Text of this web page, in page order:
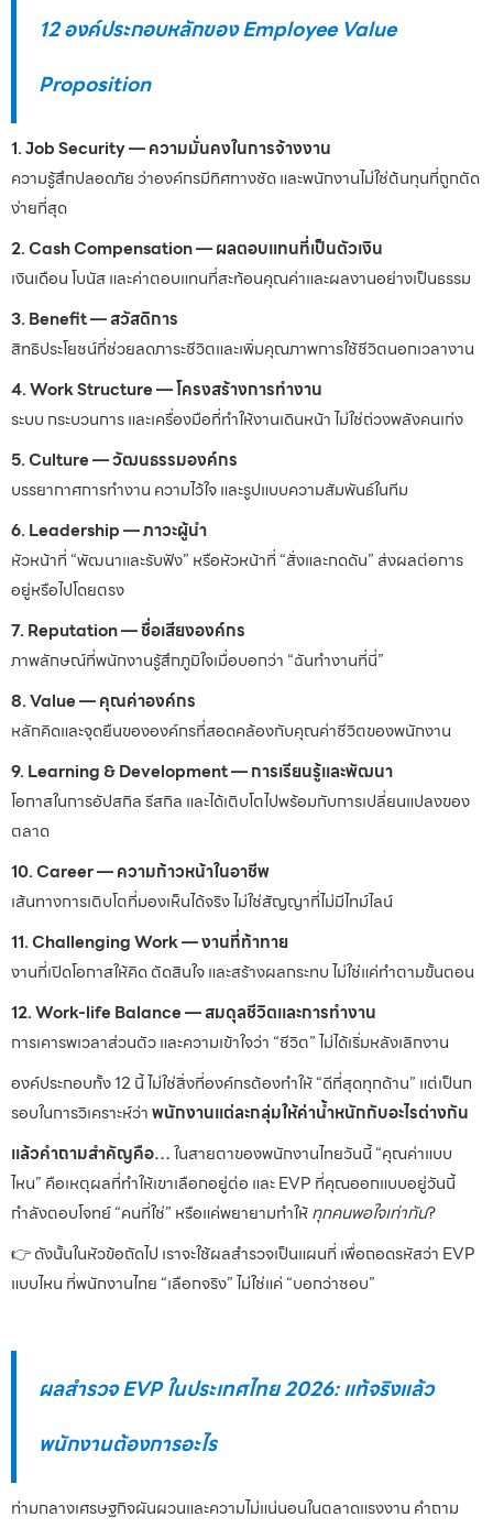
12 องค์ประกอบหลักของ Employee Value
Proposition
1. Job Security — ความมั่นคงในการจ้างงาน
ความรู้สึกปลอดภัย ว่าองค์กรมีทิศทางชัด และพนักงานไม่ใช่ต้นทุนที่ถูกตัด
ง่ายที่สุด
2. Cash Compensation — ผลตอบแทนที่เป็นตัวเงิน
เงินเดือน โบนัส และค่าตอบแทนที่สะท้อนคุณค่าและผลงานอย่างเป็นธรรม
3. Benefit — สวัสดิการ
สิทธิประโยชน์ที่ช่วยลดภาระชีวิตและเพิ่มคุณภาพการใช้ชีวิตนอกเวลางาน
4. Work Structure — โครงสร้างการทำงาน
ระบบ กระบวนการ และเครื่องมือที่ทำให้งานเดินหน้า ไม่ใช่ถ่วงพลังคนเก่ง
5. Culture — วัฒนธรรมองค์กร
บรรยากาศการทำงาน ความไว้ใจ และรูปแบบความสัมพันธ์ในทีม
6. Leadership — ภาวะผู้นำ
หัวหน้าที่ “พัฒนาและรับฟัง” หรือหัวหน้าที่ “สั่งและกดดัน” ส่งผลต่อการ
อยู่หรือไปโดยตรง
7. Reputation — ชื่อเสียงองค์กร
ภาพลักษณ์ที่พนักงานรู้สึกภูมิใจเมื่อบอกว่า “ฉันทำงานที่นี่”
8. Value — คุณค่าองค์กร
หลักคิดและจุดยืนขององค์กรที่สอดคล้องกับคุณค่าชีวิตของพนักงาน
9. Learning & Development — การเรียนรู้และพัฒนา
โอกาสในการอัปสกิล รีสกิล และได้เติบโตไปพร้อมกับการเปลี่ยนแปลงของ
ตลาด
10. Career — ความก้าวหน้าในอาชีพ
เส้นทางการเติบโตที่มองเห็นได้จริง ไม่ใช่สัญญาที่ไม่มีไทม์ไลน์
11. Challenging Work — งานที่ท้าทาย
งานที่เปิดโอกาสให้คิด ตัดสินใจ และสร้างผลกระทบ ไม่ใช่แค่ทำตามขั้นตอน
12. Work-life Balance — สมดุลชีวิตและการทำงาน
การเคารพเวลาส่วนตัว และความเข้าใจว่า “ชีวิต” ไม่ได้เริ่มหลังเลิกงาน
องค์ประกอบทั้ง 12 นี้ ไม่ใช่สิ่งที่องค์กรต้องทำให้ “ดีที่สุดทุกด้าน” แต่เป็นก
รอบในการวิเคราะห์ว่าพนักงานแต่ละกลุ่มให้ค่าน้ำหนักกับอะไรต่างกัน
แล้วคำถามสำคัญคือ…ในสายตาของพนักงานไทยวันนี้ “คุณค่าแบบ
ไหน” คือเหตุผลที่ทำให้เขาเลือกอยู่ต่อ และ EVP ที่คุณออกแบบอยู่วันนี้
กำลังตอบโจทย์ “คนที่ใช่” หรือแค่พยายามทำให้ทุกคนพอใจเท่ากัน?
👉 ดังนั้นในหัวข้อถัดไป เราจะใช้ผลสำรวจเป็นแผนที่ เพื่อถอดรหัสว่า EVP
แบบไหน ที่พนักงานไทย “เลือกจริง” ไม่ใช่แค่ “บอกว่าชอบ”
ผลสำรวจ EVP ในประเทศไทย 2026: แท้จริงแล้ว
พนักงานต้องการอะไร
ท่ามกลางเศรษฐกิจผันผวนและความไม่แน่นอนในตลาดแรงงาน คำถาม